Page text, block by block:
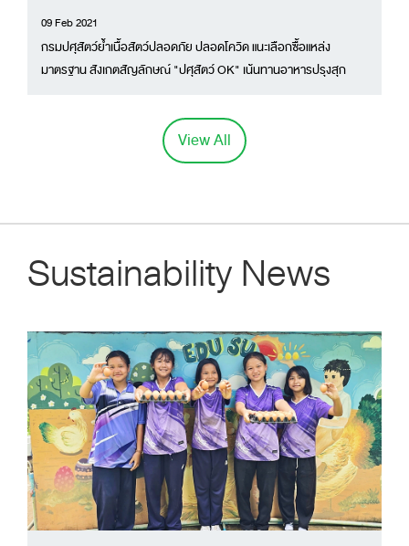
09 Feb 2021
กรมปศุสัตว์ย้ำเนื้อสัตว์ปลอดภัย ปลอดโควิด แนะเลือกซื้อแหล่ง
มาตรฐาน สังเกตสัญลักษณ์ "ปศุสัตว์ OK" เน้นทานอาหารปรุงสุก
View All
Sustainability News